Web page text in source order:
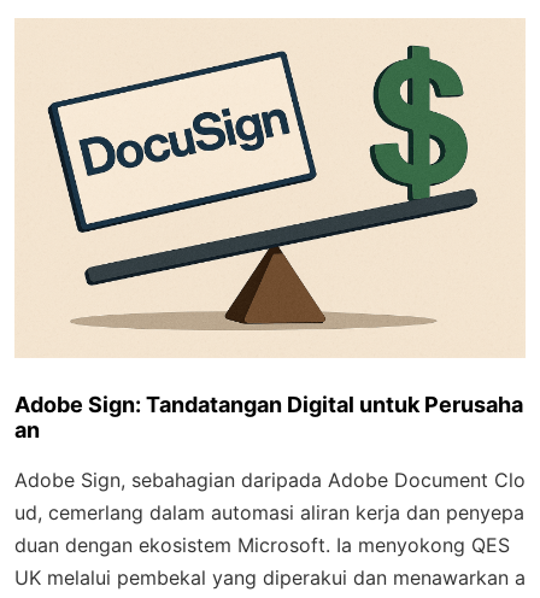
Adobe Sign: Tandatangan Digital untuk Perusaha
an
Adobe Sign, sebahagian daripada Adobe Document Clo
ud, cemerlang dalam automasi aliran kerja dan penyepa
duan dengan ekosistem Microsoft. Ia menyokong QES
UK melalui pembekal yang diperakui dan menawarkan a